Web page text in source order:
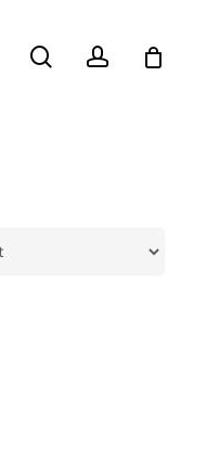
searchaccount
Close
Cart